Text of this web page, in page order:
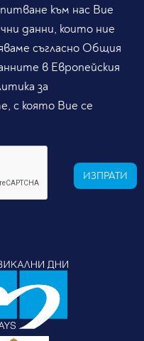
към нас Вие
данни, които ние
съгласно Общия
в Европейския
за
с която Вие се
ИЗПРАТИ